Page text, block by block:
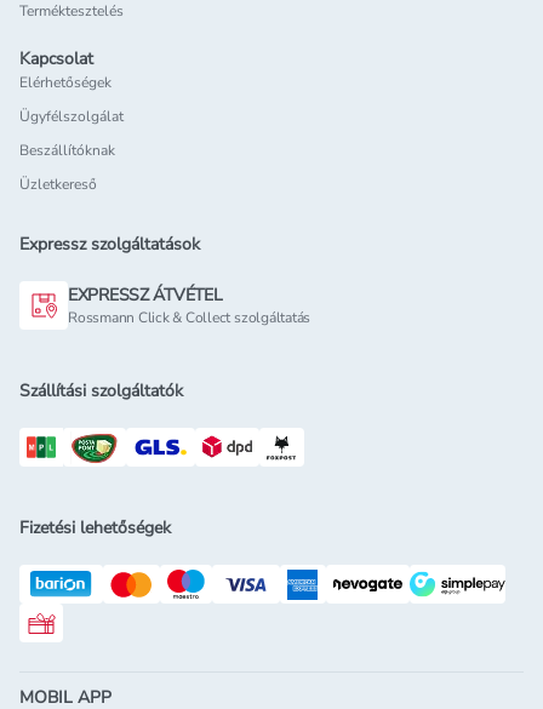
Terméktesztelés
Kapcsolat
Elérhetőségek
Ügyfélszolgálat
Beszállítóknak
Üzletkereső
Expressz szolgáltatások
EXPRESSZ ÁTVÉTEL
Rossmann Click & Collect szolgáltatás
Szállítási szolgáltatók
Fizetési lehetőségek
Rossmann ajándékkártya
MOBIL APP